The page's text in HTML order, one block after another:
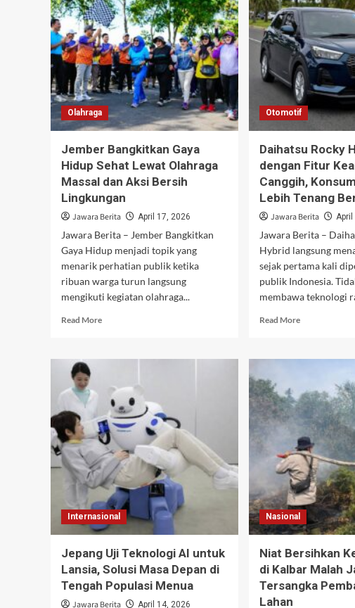
Triliun,
Rosan
Sampaikan
Langsung
ke
Prabowo
Sebut
Upaya
Sabotase
di
Balik
Gencatan
Senjata
Olahraga
Jember Bangkitkan Gaya
Hidup Sehat Lewat Olahraga
Massal dan Aksi Bersih
Lingkungan
Jawara Berita April 17, 2026
Jawara Berita – Jember Bangkitkan
Gaya Hidup menjadi topik yang
menarik perhatian publik ketika
ribuan warga turun langsung
mengikuti kegiatan olahraga...
Read MoreRead
Jember
Hidup
Sehat
Lewat
Olahraga
Massal
dan
Aksi
Bersih
Lingkungan
Otomotif
Daihatsu Rocky
dengan Fitur
Canggih,
Lebih Tenang
Jawara Berita
Jawara Berita –
Hybrid langsung
sejak pertama kali
publik Indonesia.
membawa teknologi
Read MoreRead
Daihatsu
Hadir
dengan
Fitur
Keamanan
Canggih,
Konsumen
Kini
Lebih
Tenang
Berkendara
Internasional
Jepang Uji Teknologi AI untuk
Lansia, Solusi Masa Depan di
Tengah Populasi Menua
Jawara Berita April 14, 2026
Nasional
Niat Bersihkan
di Kalbar Malah
Tersangka
Lahan